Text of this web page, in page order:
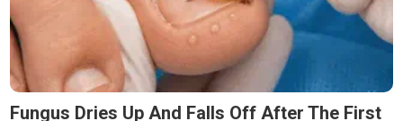
Fungus Dries Up And Falls Off After The First